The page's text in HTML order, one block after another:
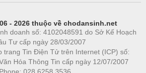
- 2026 thuộc về chodansinh.net
doanh số: 4102048591 do Sở Kế Hoạch
Tư cấp ngày 28/03/2007
trang Tin Điện Tử trên Internet (ICP) số:
Hóa Thông Tin cấp ngày 12/07/2007
Phone: 028.6258.3536